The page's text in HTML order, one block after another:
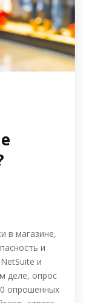
в магазине,
и
и
деле, опрос
опрошенных